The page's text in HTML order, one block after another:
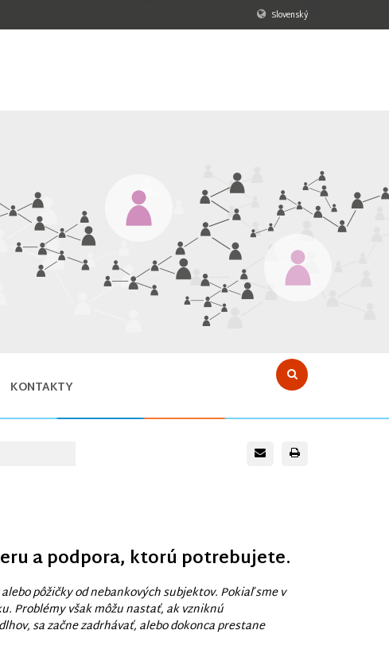
Slovenský
KONTAKTY
a podpora, ktorú potrebujete.
pôžičky od nebankových subjektov. Pokiaľ sme v
Problémy však môžu nastať, ak vzniknú
sa začne zadrhávať, alebo dokonca prestane